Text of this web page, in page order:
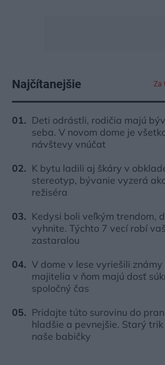
Najčítanejšie Za
Deti odrástli, rodičia majú
seba. V novom dome je
návštevy vnúčat
K bytu ladili aj škáry v
stereotyp, bývanie vyzerá
režiséra
Kedysi boli veľkým trendom,
vyhnite. Týchto 7 vecí robí
zastaralou
V dome v lese vyriešili
majitelia v ňom majú dosť
spoločný čas
Pridajte túto surovinu do
hladšie a pevnejšie. Starý
naše babičky